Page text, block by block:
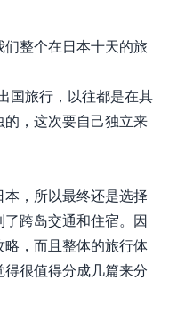
整个在日本十天的旅
国旅行，以往都是在其
，这次要自己独立来
，所以最终还是选择
跨岛交通和住宿。因
，而且整体的旅行体
很值得分成几篇来分